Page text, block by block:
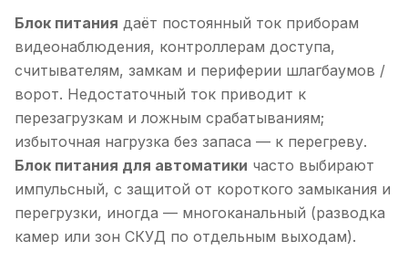
Блок питания даёт постоянный ток приборам
видеонаблюдения, контроллерам доступа,
считывателям, замкам и периферии шлагбаумов /
ворот. Недостаточный ток приводит к
перезагрузкам и ложным срабатываниям;
избыточная нагрузка без запаса — к перегреву.
Блок питания для автоматики часто выбирают
импульсный, с защитой от короткого замыкания и
перегрузки, иногда — многоканальный (разводка
камер или зон СКУД по отдельным выходам).